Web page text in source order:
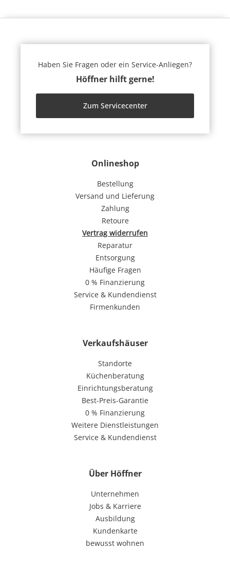
Onlineshop
Bestellung
Versand und Lieferung
Zahlung
Retoure
Vertrag widerrufen
Reparatur
Entsorgung
Häufige Fragen
0 % Finanzierung
Service & Kundendienst
Firmenkunden
Verkaufshäuser
Standorte
Küchenberatung
Einrichtungsberatung
Best-Preis-Garantie
0 % Finanzierung
Weitere Dienstleistungen
Service & Kundendienst
Über Höffner
Unternehmen
Jobs & Karriere
Ausbildung
Kundenkarte
bewusst wohnen
Haben Sie Fragen oder ein Service-Anliegen?
Höffner hilft gerne!
Zum Servicecenter